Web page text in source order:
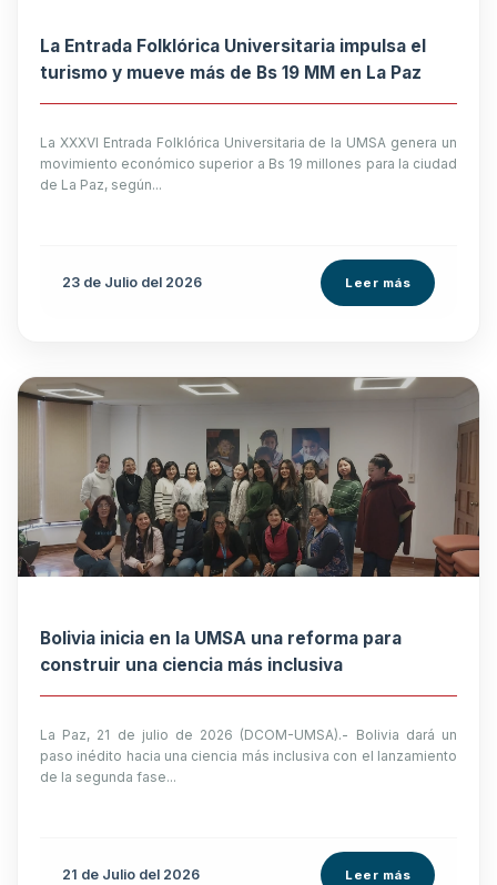
La Entrada Folklórica Universitaria impulsa el
turismo y mueve más de Bs 19 MM en La Paz
La XXXVI Entrada Folklórica Universitaria de la UMSA genera un
movimiento económico superior a Bs 19 millones para la ciudad
de La Paz, según...
23 de Julio del 2026 Leer más
Bolivia inicia en la UMSA una reforma para
construir una ciencia más inclusiva
La Paz, 21 de julio de 2026 (DCOM-UMSA).- Bolivia dará un
paso inédito hacia una ciencia más inclusiva con el lanzamiento
de la segunda fase...
21 de Julio del 2026 Leer más